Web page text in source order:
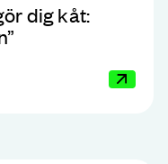
dig kåt: